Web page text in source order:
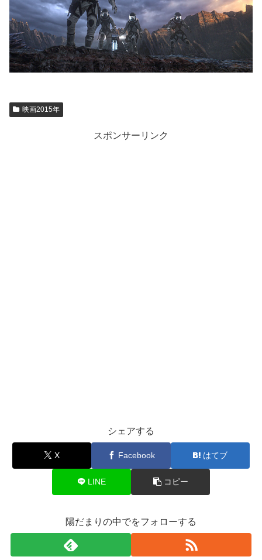
映画2015年
スポンサーリンク
シェアする
X Facebook はてブ
LINE コピー
陽だまりの中でをフォローする